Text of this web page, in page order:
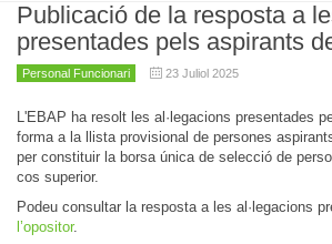
Publicació de la resposta a
presentades pels aspirants
Personal Funcionari 23 Juliol 2025
L'EBAP ha resolt les al·legacions presentades
forma a la llista provisional de persones
per constituir la borsa única de selecció de
cos superior.
Podeu consultar la resposta a les al·legacions
l’opositor.